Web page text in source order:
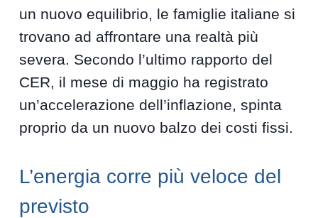
un nuovo equilibrio, le famiglie italiane si
trovano ad affrontare una realtà più
severa. Secondo l’ultimo rapporto del
CER, il mese di maggio ha registrato
un’accelerazione dell’inflazione, spinta
proprio da un nuovo balzo dei costi fissi.
L’energia corre più veloce del
previsto